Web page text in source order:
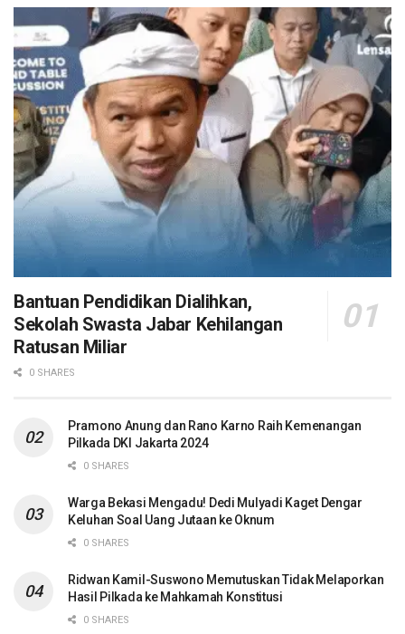
Bantuan Pendidikan Dialihkan,
Sekolah Swasta Jabar Kehilangan
Ratusan Miliar
0 SHARES
Pramono Anung dan Rano Karno Raih Kemenangan
Pilkada DKI Jakarta 2024
0 SHARES
Warga Bekasi Mengadu! Dedi Mulyadi Kaget Dengar
Keluhan Soal Uang Jutaan ke Oknum
0 SHARES
Ridwan Kamil-Suswono Memutuskan Tidak Melaporkan
Hasil Pilkada ke Mahkamah Konstitusi
0 SHARES